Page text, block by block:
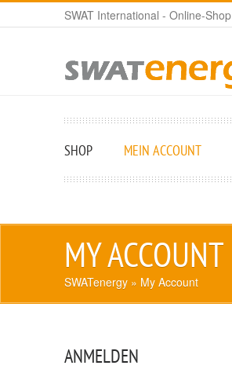
SWAT International - Online-Shop
SHOP MEIN ACCOUNT
MY ACCOUNT
SWATenergy » My Account
ANMELDEN